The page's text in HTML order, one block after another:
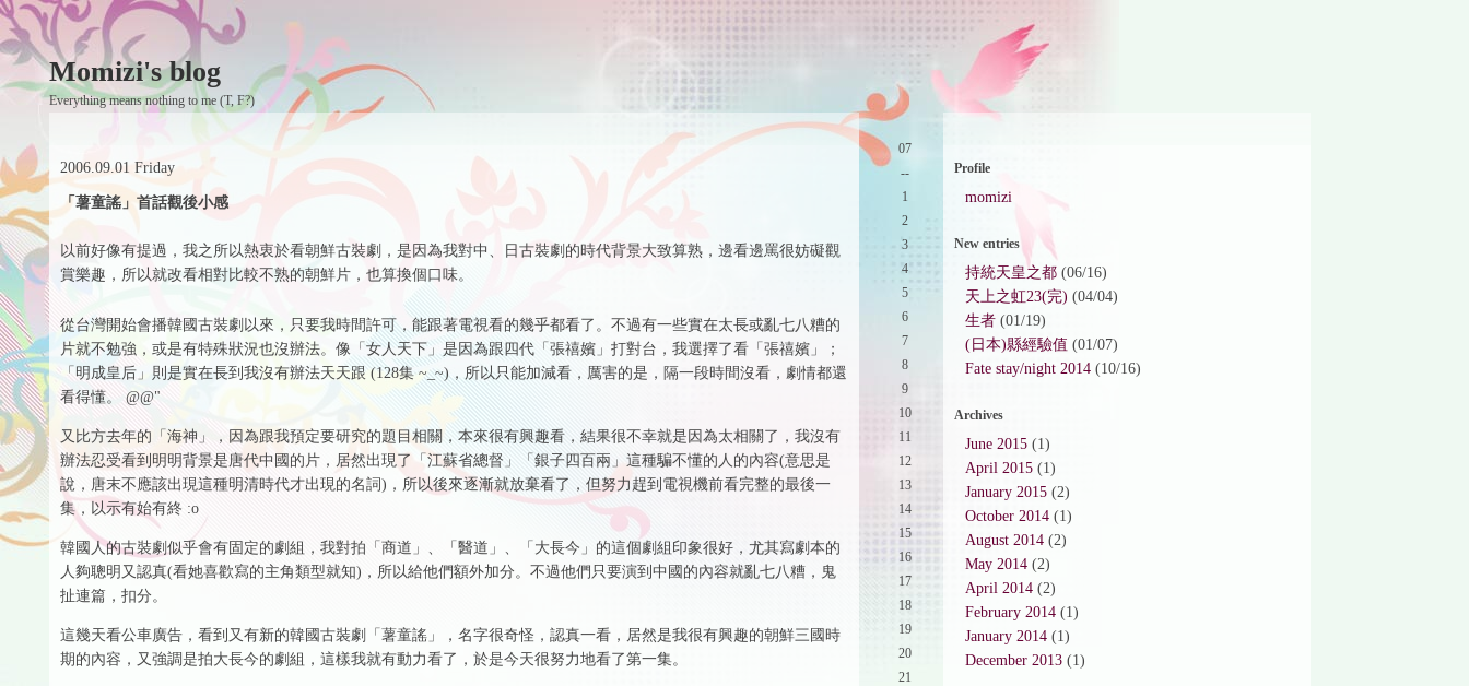
Momizi's blog
Everything means nothing to me (T, F?)
2006.09.01 Friday
「薯童謠」首話觀後小感
以前好像有提過，我之所以熱衷於看朝鮮古裝劇，是因為我對中、日古裝劇的時代背景大致算熟，邊看邊罵很妨礙觀
賞樂趣，所以就改看相對比較不熟的朝鮮片，也算換個口味。
從台灣開始會播韓國古裝劇以來，只要我時間許可，能跟著電視看的幾乎都看了。不過有一些實在太長或亂七八糟的
片就不勉強，或是有特殊狀況也沒辦法。像「女人天下」是因為跟四代「張禧嬪」打對台，我選擇了看「張禧嬪」；
「明成皇后」則是實在長到我沒有辦法天天跟 (128集 ~_~)，所以只能加減看，厲害的是，隔一段時間沒看，劇情都還
看得懂。 @@"
又比方去年的「海神」，因為跟我預定要研究的題目相關，本來很有興趣看，結果很不幸就是因為太相關了，我沒有
辦法忍受看到明明背景是唐代中國的片，居然出現了「江蘇省總督」「銀子四百兩」這種騙不懂的人的內容(意思是
說，唐末不應該出現這種明清時代才出現的名詞)，所以後來逐漸就放棄看了，但努力趕到電視機前看完整的最後一
集，以示有始有終 :o
韓國人的古裝劇似乎會有固定的劇組，我對拍「商道」、「醫道」、「大長今」的這個劇組印象很好，尤其寫劇本的
人夠聰明又認真(看她喜歡寫的主角類型就知)，所以給他們額外加分。不過他們只要演到中國的內容就亂七八糟，鬼
扯連篇，扣分。
這幾天看公車廣告，看到又有新的韓國古裝劇「薯童謠」，名字很奇怪，認真一看，居然是我很有興趣的朝鮮三國時
期的內容，又強調是拍大長今的劇組，這樣我就有動力看了，於是今天很努力地看了第一集。
07
--
1
2
3
4
5
6
7
8
9
10
11
12
13
14
15
16
17
18
19
20
21
Profile
momizi
New entries
持統天皇之都 (06/16)
天上之虹23(完) (04/04)
生者 (01/19)
(日本)縣經驗值 (01/07)
Fate stay/night 2014 (10/16)
Archives
June 2015 (1)
April 2015 (1)
January 2015 (2)
October 2014 (1)
August 2014 (2)
May 2014 (2)
April 2014 (2)
February 2014 (1)
January 2014 (1)
December 2013 (1)